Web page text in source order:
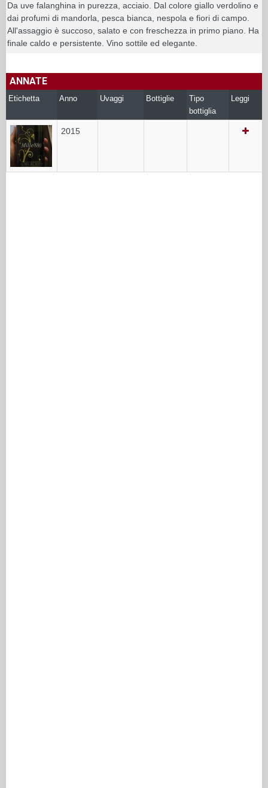
Da uve falanghina in purezza, acciaio. Dal colore giallo verdolino e
dai profumi di mandorla, pesca bianca, nespola e fiori di campo.
All'assaggio è succoso, salato e con freschezza in primo piano. Ha
finale caldo e persistente. Vino sottile ed elegante.
ANNATE
Etichetta Anno Uvaggi Bottiglie
Tipo
bottiglia
Leggi
2015